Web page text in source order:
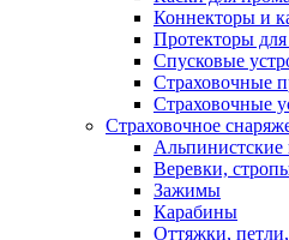
Коннекторы и
Протекторы для
Спусковые
Страховочные
Страховочные
Страховочное
Альпинистские
Веревки,
Зажимы
Карабины
Оттяжки,